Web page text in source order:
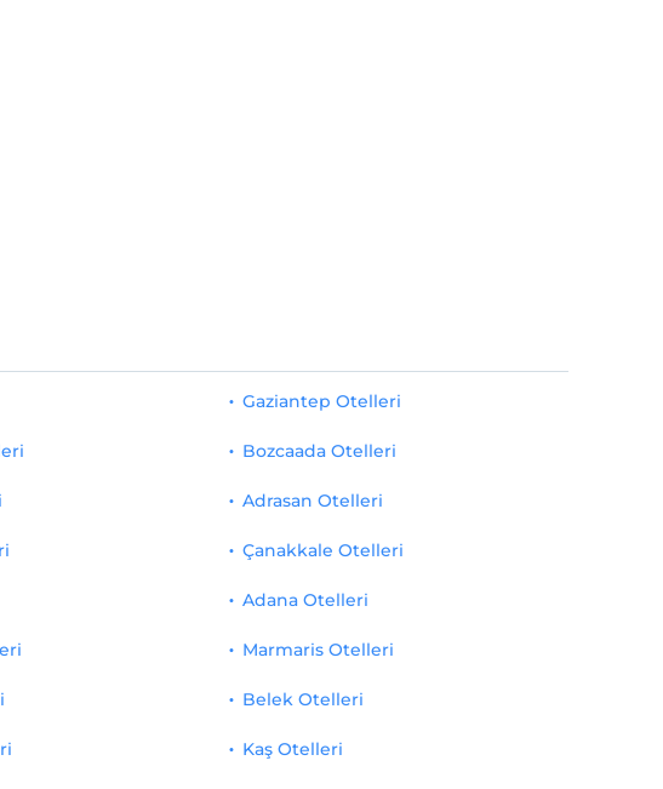
Gaziantep Otelleri
Bozcaada Otelleri
Adrasan Otelleri
Çanakkale Otelleri
Adana Otelleri
Marmaris Otelleri
Belek Otelleri
Kaş Otelleri